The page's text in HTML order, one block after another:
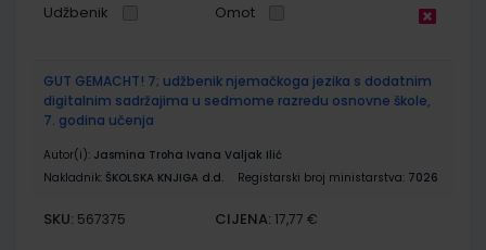
Udžbenik Omot
GUT GEMACHT! 7; udžbenik njemačkoga jezika s dodatnim
digitalnim sadržajima u sedmome razredu osnovne škole,
7. godina učenja
Autor(i): Jasmina Troha Ivana Valjak Ilić
Nakladnik: ŠKOLSKA KNJIGA d.d. Registarski broj ministarstva: 7026
SKU: 567375 CIJENA: 17,77 €